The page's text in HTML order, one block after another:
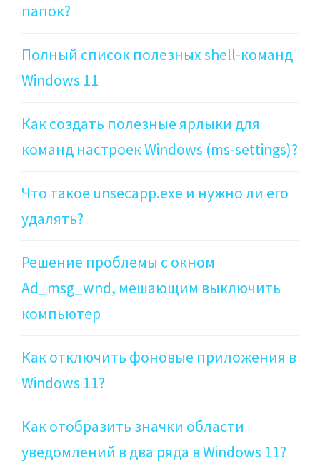
папок?
Полный список полезных shell-команд
Windows 11
Как создать полезные ярлыки для
команд настроек Windows (ms-settings)?
Что такое unsecapp.exe и нужно ли его
удалять?
Решение проблемы с окном
Ad_msg_wnd, мешающим выключить
компьютер
Как отключить фоновые приложения в
Windows 11?
Как отобразить значки области
уведомлений в два ряда в Windows 11?